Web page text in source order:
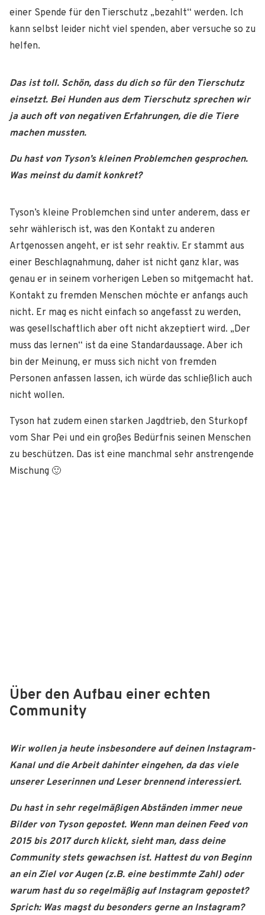
einer Spende für den Tierschutz „bezahlt“ werden. Ich
kann selbst leider nicht viel spenden, aber versuche so zu
helfen.
Das ist toll. Schön, dass du dich so für den Tierschutz
einsetzt. Bei Hunden aus dem Tierschutz sprechen wir
ja auch oft von negativen Erfahrungen, die die Tiere
machen mussten.
Du hast von Tyson’s kleinen Problemchen gesprochen.
Was meinst du damit konkret?
Tyson’s kleine Problemchen sind unter anderem, dass er
sehr wählerisch ist, was den Kontakt zu anderen
Artgenossen angeht, er ist sehr reaktiv. Er stammt aus
einer Beschlagnahmung, daher ist nicht ganz klar, was
genau er in seinem vorherigen Leben so mitgemacht hat.
Kontakt zu fremden Menschen möchte er anfangs auch
nicht. Er mag es nicht einfach so angefasst zu werden,
was gesellschaftlich aber oft nicht akzeptiert wird. „Der
muss das lernen“ ist da eine Standardaussage. Aber ich
bin der Meinung, er muss sich nicht von fremden
Personen anfassen lassen, ich würde das schließlich auch
nicht wollen.
Tyson hat zudem einen starken Jagdtrieb, den Sturkopf
vom Shar Pei und ein großes Bedürfnis seinen Menschen
zu beschützen. Das ist eine manchmal sehr anstrengende
Mischung 🙂
Über den Aufbau einer echten
Community
Wir wollen ja heute insbesondere auf deinen Instagram-
Kanal und die Arbeit dahinter eingehen, da das viele
unserer Leserinnen und Leser brennend interessiert.
Du hast in sehr regelmäßigen Abständen immer neue
Bilder von Tyson gepostet. Wenn man deinen Feed von
2015 bis 2017 durch klickt, sieht man, dass deine
Community stets gewachsen ist. Hattest du von Beginn
an ein Ziel vor Augen (z.B. eine bestimmte Zahl) oder
warum hast du so regelmäßig auf Instagram gepostet?
Sprich: Was magst du besonders gerne an Instagram?